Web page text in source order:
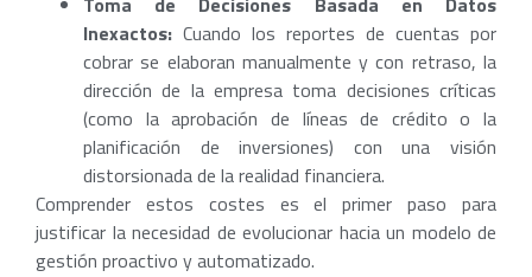
Inexactos: Cuando los reportes de cuentas por
cobrar se elaboran manualmente y con retraso, la
dirección de la empresa toma decisiones críticas
(como la aprobación de líneas de crédito o la
planificación de inversiones) con una visión
distorsionada de la realidad financiera.
Comprender estos costes es el primer paso para
justificar la necesidad de evolucionar hacia un modelo de
gestión proactivo y automatizado.